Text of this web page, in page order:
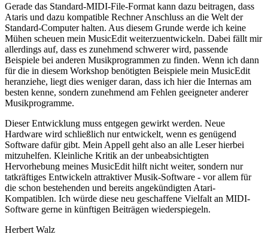
Gerade das Standard-MIDI-File-Format kann dazu beitragen, dass
Ataris und dazu kompatible Rechner Anschluss an die Welt der
Standard-Computer halten. Aus diesem Grunde werde ich keine
Mühen scheuen mein MusicEdit weiterzuentwickeln. Dabei fällt mir
allerdings auf, dass es zunehmend schwerer wird, passende
Beispiele bei anderen Musikprogrammen zu finden. Wenn ich dann
für die in diesem Workshop benötigten Beispiele mein MusicEdit
heranziehe, liegt dies weniger daran, dass ich hier die Internas am
besten kenne, sondern zunehmend am Fehlen geeigneter anderer
Musikprogramme.
Dieser Entwicklung muss entgegen gewirkt werden. Neue
Hardware wird schließlich nur entwickelt, wenn es genügend
Software dafür gibt. Mein Appell geht also an alle Leser hierbei
mitzuhelfen. Kleinliche Kritik an der unbeabsichtigten
Hervorhebung meines MusicEdit hilft nicht weiter, sondern nur
tatkräftiges Entwickeln attraktiver Musik-Software - vor allem für
die schon bestehenden und bereits angekündigten Atari-
Kompatiblen. Ich würde diese neu geschaffene Vielfalt an MIDI-
Software gerne in künftigen Beiträgen wiederspiegeln.
Herbert Walz